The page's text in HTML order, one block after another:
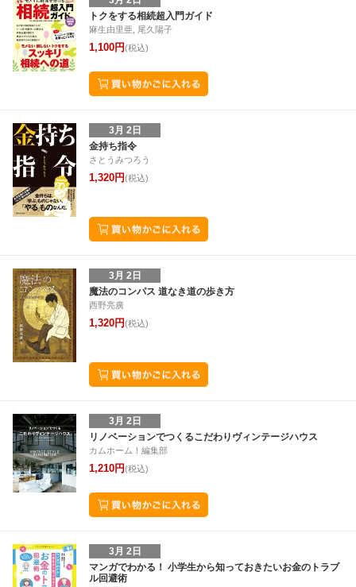
トクをする相続超入門ガイド
麻生由里亜, 尾久陽子
1,100円(税込)
3月 2日
金持ち指令
さとうみつろう
1,320円(税込)
3月 2日
魔法のコンパス 道なき道の歩き方
西野亮廣
1,320円(税込)
3月 2日
リノベーションでつくるこだわりヴィンテージハウス
カムホーム！編集部
1,210円(税込)
3月 2日
マンガでわかる！ 小学生から知っておきたいお金のトラブ
ル回避術